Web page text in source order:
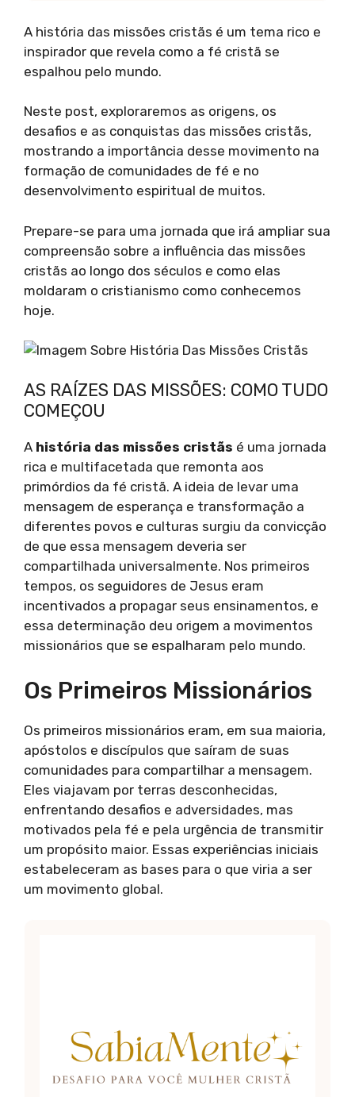
A história das missões cristãs é um tema rico e
inspirador que revela como a fé cristã se
espalhou pelo mundo.
Neste post, exploraremos as origens, os
desafios e as conquistas das missões cristãs,
mostrando a importância desse movimento na
formação de comunidades de fé e no
desenvolvimento espiritual de muitos.
Prepare-se para uma jornada que irá ampliar sua
compreensão sobre a influência das missões
cristãs ao longo dos séculos e como elas
moldaram o cristianismo como conhecemos
hoje.
AS RAÍZES DAS MISSÕES: COMO TUDO
COMEÇOU
A história das missões cristãs é uma jornada
rica e multifacetada que remonta aos
primórdios da fé cristã. A ideia de levar uma
mensagem de esperança e transformação a
diferentes povos e culturas surgiu da convicção
de que essa mensagem deveria ser
compartilhada universalmente. Nos primeiros
tempos, os seguidores de Jesus eram
incentivados a propagar seus ensinamentos, e
essa determinação deu origem a movimentos
missionários que se espalharam pelo mundo.
Os Primeiros Missionários
Os primeiros missionários eram, em sua maioria,
apóstolos e discípulos que saíram de suas
comunidades para compartilhar a mensagem.
Eles viajavam por terras desconhecidas,
enfrentando desafios e adversidades, mas
motivados pela fé e pela urgência de transmitir
um propósito maior. Essas experiências iniciais
estabeleceram as bases para o que viria a ser
um movimento global.